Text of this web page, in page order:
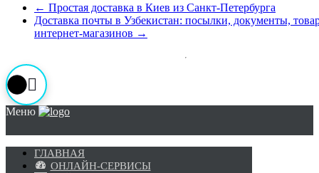
← Простая доставка в Киев из Санкт-Петербурга
Доставка почты в Узбекистан: посылки, документы,
интернет-магазинов →
Меню
ГЛАВНАЯ
ОНЛАЙН-СЕРВИСЫ